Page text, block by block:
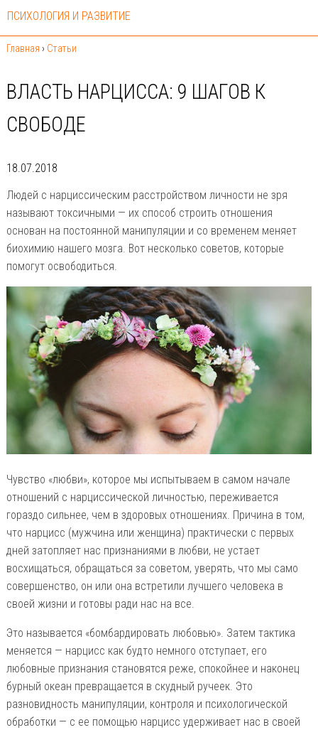
ПСИХОЛОГИЯ И РАЗВИТИЕ
Главная › Статьи
ВЛАСТЬ НАРЦИССА: 9 ШАГОВ К
СВОБОДЕ
18.07.2018
Людей с нарциссическим расстройством личности не зря
называют токсичными — их способ строить отношения
основан на постоянной манипуляции и со временем меняет
биохимию нашего мозга. Вот несколько советов, которые
помогут освободиться.
Чувство «любви», которое мы испытываем в самом начале
отношений с нарциссической личностью, переживается
гораздо сильнее, чем в здоровых отношениях. Причина в том,
что нарцисс (мужчина или женщина) практически с первых
дней затопляет нас признаниями в любви, не устает
восхищаться, обращаться за советом, уверять, что мы само
совершенство, он или она встретили лучшего человека в
своей жизни и готовы ради нас на все.
Это называется «бомбардировать любовью». Затем тактика
меняется — нарцисс как будто немного отступает, его
любовные признания становятся реже, спокойнее и наконец
бурный океан превращается в скудный ручеек. Это
разновидность манипуляции, контроля и психологической
обработки — с ее помощью нарцисс удерживает нас в своей